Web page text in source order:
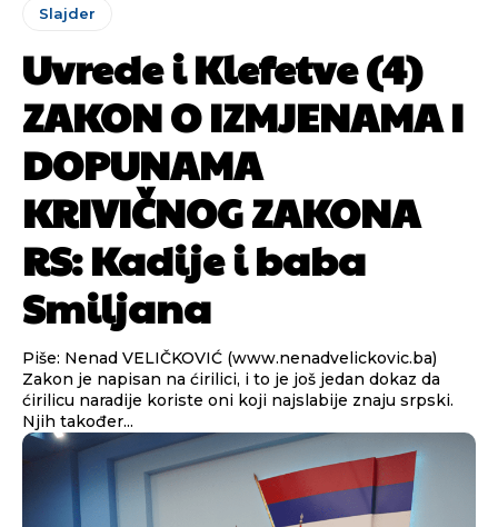
Slajder
Uvrede i Klefetve (4)
ZAKON O IZMJENAMA I
DOPUNAMA
KRIVIČNOG ZAKONA
RS: Kadije i baba
Smiljana
Piše: Nenad VELIČKOVIĆ (www.nenadvelickovic.ba)
Zakon je napisan na ćirilici, i to je još jedan dokaz da
ćirilicu naradije koriste oni koji najslabije znaju srpski.
Njih također...